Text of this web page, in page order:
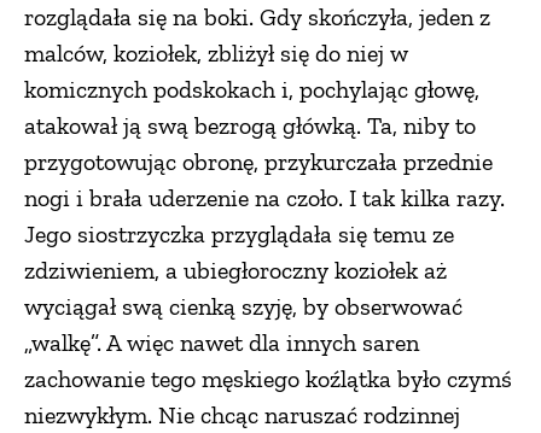
rozglądała się na boki. Gdy skończyła, jeden z
malców, koziołek, zbliżył się do niej w
komicznych podskokach i, pochylając głowę,
atakował ją swą bezrogą główką. Ta, niby to
przygotowując obronę, przykurczała przednie
nogi i brała uderzenie na czoło. I tak kilka razy.
Jego siostrzyczka przyglądała się temu ze
zdziwieniem, a ubiegłoroczny koziołek aż
wyciągał swą cienką szyję, by obserwować
„walkę”. A więc nawet dla innych saren
zachowanie tego męskiego koźlątka było czymś
niezwykłym. Nie chcąc naruszać rodzinnej